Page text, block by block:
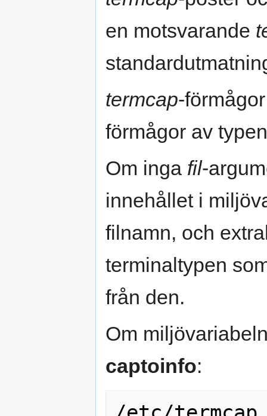
en motsvarande
termcap-
förmågor av
Om inga fil-
innehållet i
filnamn, och
terminaltypen
från den.
Om
captoinfo: